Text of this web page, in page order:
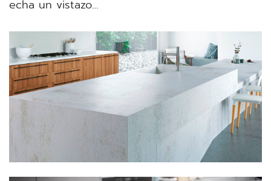
echa un vistazo…